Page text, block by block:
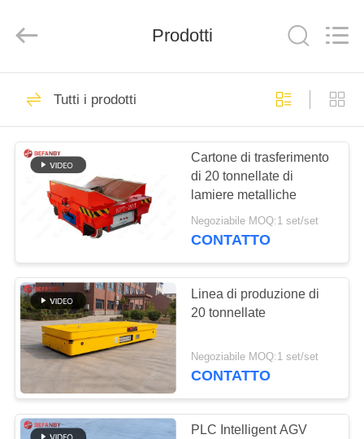
CASA
PRODOTTI
CIRCA
GIRO
DELLA
FABBRICA
CONTROLLO
DI
QUALITÀ
Electrical
All
Reserved.
carretto di
trasferimento della
batteria
323
carretto non
cingolato di
trasferimento
360
Prodotti
Tutti i prodotti
Cartone di trasferimento
di 20 tonnellate di
lamiere metalliche
Negoziabile MOQ:1 set/set
CONTATTO
Linea di produzione di
20 tonnellate
Negoziabile MOQ:1 set/set
CONTATTO
PLC Intelligent AGV